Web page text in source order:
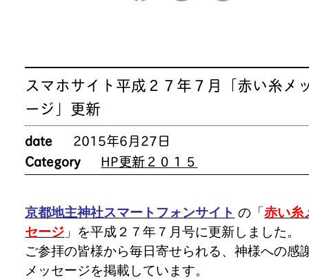
スマホサイト平成２７年７月「赤い糸メ
ージ」更新
date
2015年6月27日
Category
HP更新２０１５
京都地主神社スマートフォンサイト の「赤い糸
セージ 」を平成２７年７月号に更新しました。
ご参拝の皆様から毎日寄せられる、神様への感
メッセージを掲載しています。